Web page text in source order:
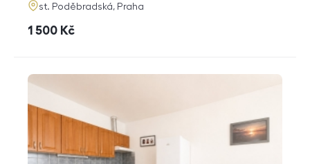
adresa
st. Poděbradská, Praha
cena
1 500 Kč